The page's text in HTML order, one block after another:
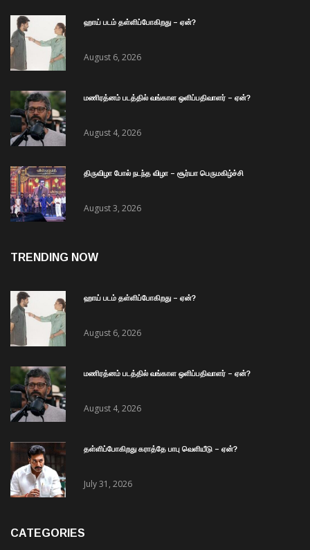
ஹாய் படம் தள்ளிப்போகிறது – ஏன்?
August 6, 2026
மணிரத்னம் படத்தில் வங்காள ஒளிப்பதிவாளர் – ஏன்?
August 4, 2026
திருவிழா போல் நடந்த விழா – சூர்யா பெருமகிழ்ச்சி
August 3, 2026
TRENDING NOW
ஹாய் படம் தள்ளிப்போகிறது – ஏன்?
August 6, 2026
மணிரத்னம் படத்தில் வங்காள ஒளிப்பதிவாளர் – ஏன்?
August 4, 2026
தள்ளிப்போகிறது கராத்தே பாபு வெளியீடு – ஏன்?
July 31, 2026
CATEGORIES